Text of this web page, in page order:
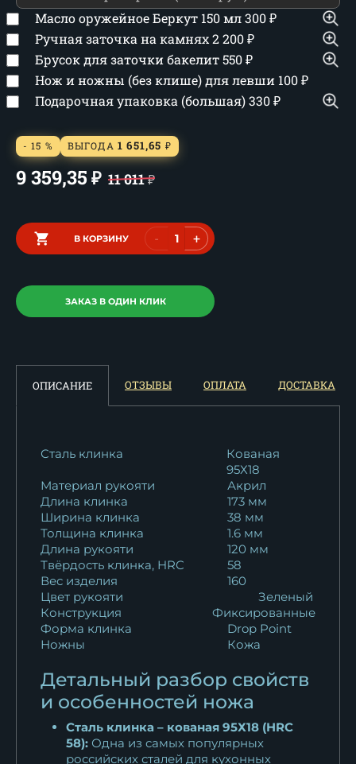
Масло оружейное Беркут 150 мл300₽
Ручная заточка на камнях2 200₽
Брусок для заточки бакелит550₽
Нож и ножны (без клише) для левши 100₽
Подарочная упаковка (большая)330₽
- 15 % ВЫГОДА 1 651,65 ₽
9 359,35 ₽ 11 011₽
В КОРЗИНУ - +
ЗАКАЗ В ОДИН КЛИК
ОПИСАНИЕ ОТЗЫВЫ ОПЛАТА ДОСТАВКА
Сталь клинка
Кованая
95Х18
Материал рукояти
Акрил
Длина клинка
173 мм
Ширина клинка
38 мм
Толщина клинка
1.6 мм
Длина рукояти
120 мм
Твёрдость клинка, HRC
58
Вес изделия
160
Цвет рукояти
Зеленый
Конструкция
Фиксированные
Форма клинка
Drop Point
Ножны
Кожа
Детальный разбор свойств
и особенностей ножа
Сталь клинка – кованая 95Х18 (HRC
58): Одна из самых популярных
российских сталей для кухонных